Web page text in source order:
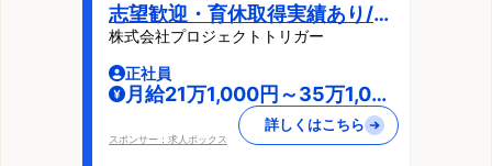
志望歓迎・育休取得実績あり/社
会保険完備・小牧市川西一丁目
株式会社プロジェクトトリガー
正社員
月給21万1,000円～35万1,000
スポンサー：求人ボックス
詳しくはこちら